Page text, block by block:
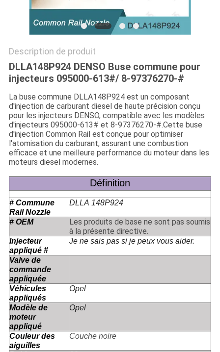
Description de produit
DLLA148P924 DENSO Buse commune pour
injecteurs 095000-613#/ 8-97376270-#
La buse commune DLLA148P924 est un composant
d'injection de carburant diesel de haute précision conçu
pour les injecteurs DENSO, compatible avec les modèles
d'injecteurs 095000-613# et 8-97376270-#.Cette buse
d'injection Common Rail est conçue pour optimiser
l'atomisation du carburant, assurant une combustion
efficace et une meilleure performance du moteur dans les
moteurs diesel modernes.
Définition
# Commune
Rail Nozzle
DLLA 148P924
# OEM
Les produits de base ne sont pas soumis
à la présente directive.
Injecteur
appliqué #
Je ne sais pas si je peux vous aider.
Valve de
commande
appliquée
Véhicules
appliqués
Opel
Modèle de
moteur
appliqué
Opel
Couleur des
aiguilles
Couche noire